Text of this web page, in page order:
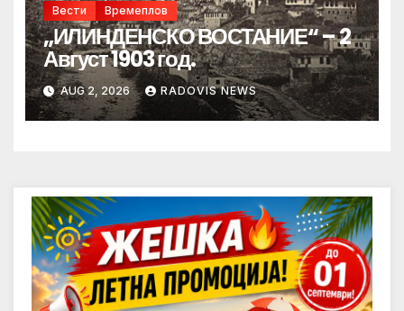
Вести Времеплов
„ИЛИНДЕНСКО ВОСТАНИЕ“ – 2
Август 1903 год.
AUG 2, 2026 RADOVIS NEWS